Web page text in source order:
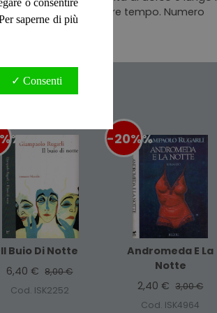
ai bordi per fattore tempo. Numero
Editoriali I.E. Srl
%
Il Buio Di Notte
6,40 € 8,00 €
Cod. ISK2252
-20%%
Andromeda E La
Notte
2,40 € 3,00 €
Cod. ISK4964
saperne di più
✓ Consenti